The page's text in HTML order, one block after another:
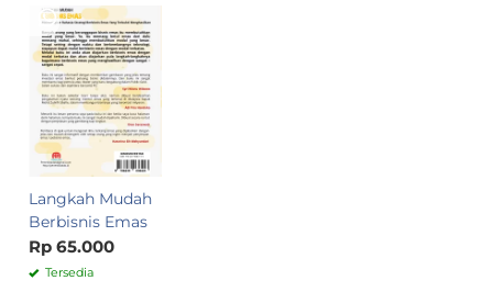
Langkah Mudah
Berbisnis Emas
Rp 65.000
Tersedia